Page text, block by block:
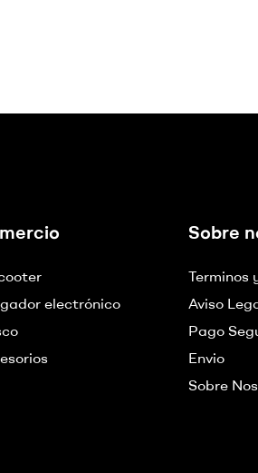
electrónico
Sobre
Terminos
Aviso
Pago
Envio
Sobre